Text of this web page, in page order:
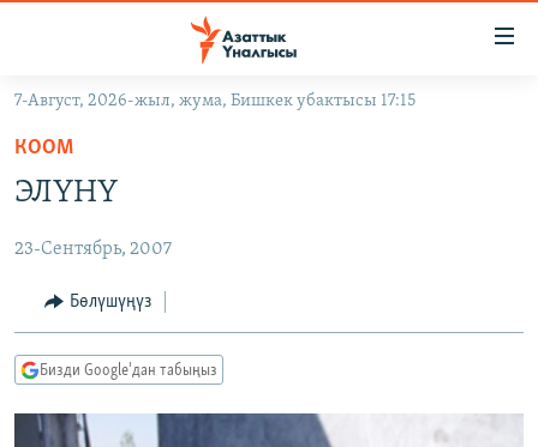
Навигацияга
өтүңүз
Издөөгө
салыңыз
САЯСАТ
ЭКОНОМИКА
ДҮЙНӨ
БОРБОР АЗИЯ
УКРАИНА
АТАЙЫН ИЛИКТӨӨ
БҮГҮН АЗАТТЫКТА
ЭКСПЕРТТЕР ТАЛДАЙТ
ПОДКАСТ
ӨЗГӨЧӨ ПИКИР
7-Август, 2026-жыл, жума, Бишкек убактысы 17:15
КООМ
ЭЛҮНҮ
23-Сентябрь, 2007
Бөлүшүңүз
Бизди Google'дан табыңыз